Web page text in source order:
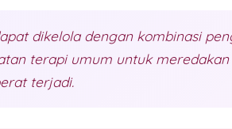
dikelola dengan kombinasi
terapi umum untuk
terjadi.